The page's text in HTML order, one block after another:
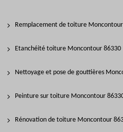
Remplacement de toiture
Etanchéité toiture Moncontour 86330
Nettoyage et pose de gouttières
Peinture sur toiture Moncontour
Rénovation de toiture Moncontour